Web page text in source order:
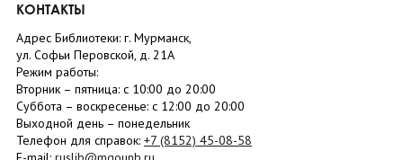
КОНТАКТЫ
Адрес Библиотеки: г. Мурманск,
ул. Софьи Перовской, д. 21А
Режим работы:
Вторник – пятница: с 10:00 до 20:00
Суббота – воскресенье: c 12:00 до 20:00
Выходной день – понедельник
Телефон для справок: +7 (8152) 45-08-58